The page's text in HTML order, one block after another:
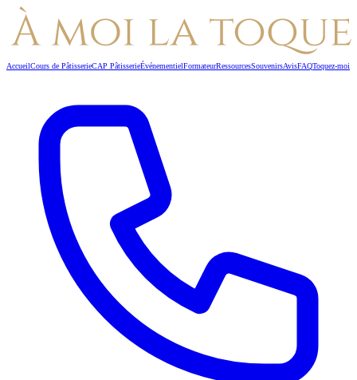
AccueilCours de PâtisserieCAP PâtisserieÉvénementielFormateurRessourcesSouvenirsAvisFAQToquez-moi